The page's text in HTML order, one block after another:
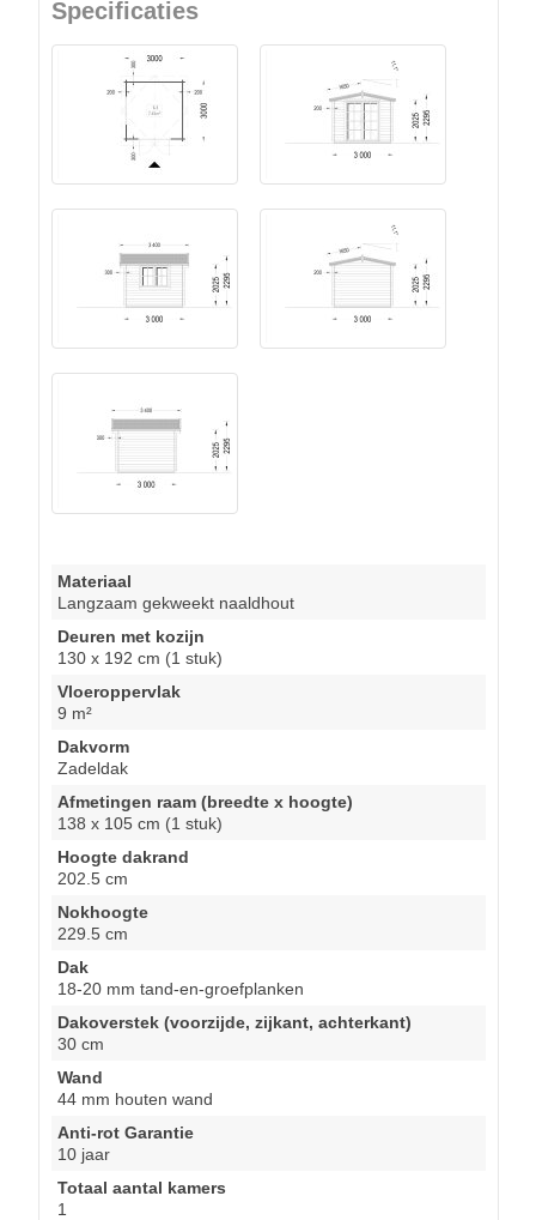
Specificaties
Materiaal
Langzaam gekweekt naaldhout
Deuren met kozijn
130 x 192 cm (1 stuk)
Vloeroppervlak
9 m²
Dakvorm
Zadeldak
Afmetingen raam (breedte x hoogte)
138 x 105 cm (1 stuk)
Hoogte dakrand
202.5 cm
Nokhoogte
229.5 cm
Dak
18-20 mm tand-en-groefplanken
Dakoverstek (voorzijde, zijkant, achterkant)
30 cm
Wand
44 mm houten wand
Anti-rot Garantie
10 jaar
Totaal aantal kamers
1